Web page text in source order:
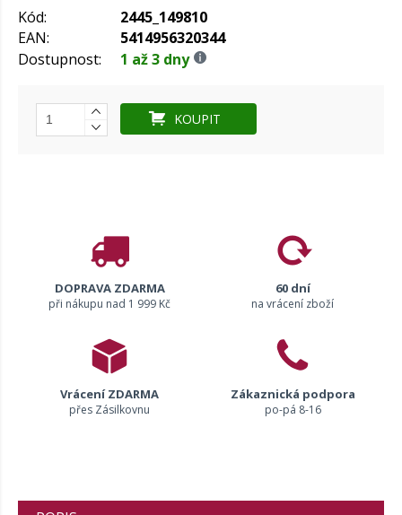
Kód:
2445_149810
EAN:
5414956320344
Dostupnost:
1 až 3 dny
KOUPIT
DOPRAVA ZDARMA
při nákupu nad 1 999 Kč
60 dní
na vrácení zboží
Vrácení ZDARMA
přes Zásilkovnu
Zákaznická podpora
po-pá 8-16